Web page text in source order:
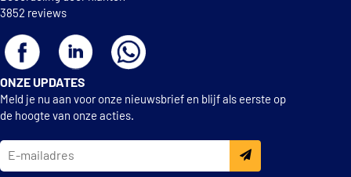
3852 reviews
ONZE UPDATES
Meld je nu aan voor onze nieuwsbrief en blijf als eerste op
de hoogte van onze acties.